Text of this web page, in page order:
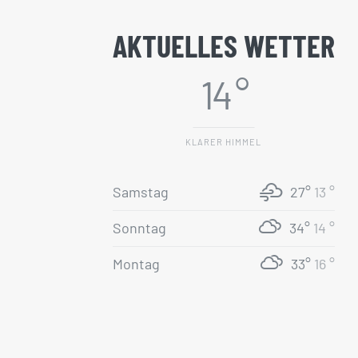
AKTUELLES WETTER
14 °
KLARER HIMMEL
Samstag 27° 13 °
Sonntag 34° 14 °
Montag 33° 16 °